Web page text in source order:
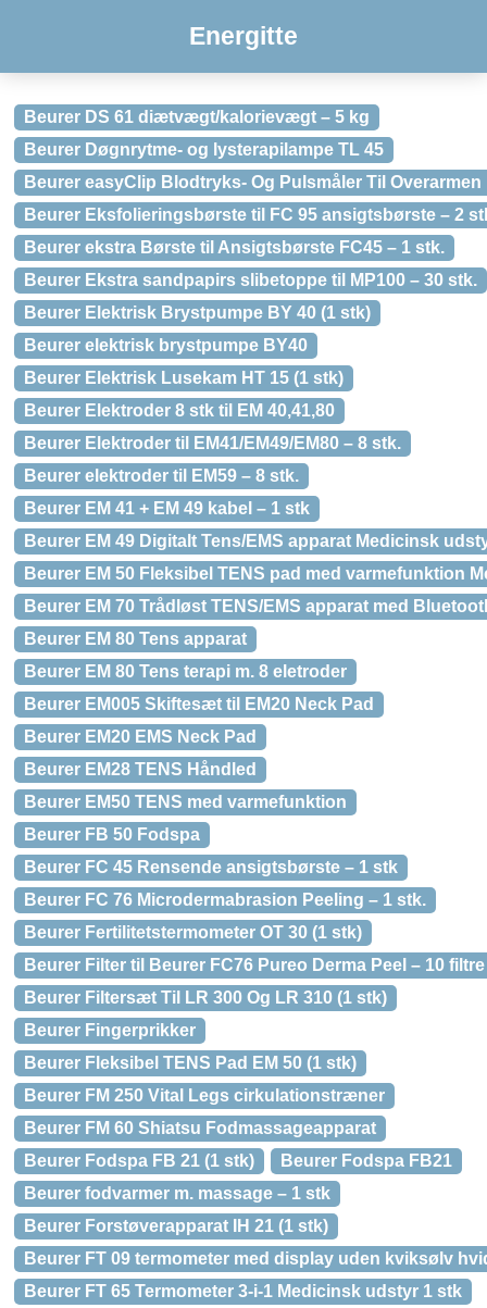
Energitte
Beurer DS 61 diætvægt/kalorievægt – 5 kg
Beurer Døgnrytme- og lysterapilampe TL 45
Beurer easyClip Blodtryks- Og Pulsmåler Til Overarmen
Beurer Eksfolieringsbørste til FC 95 ansigtsbørste – 2
Beurer ekstra Børste til Ansigtsbørste FC45 – 1 stk.
Beurer Ekstra sandpapirs slibetoppe til MP100 – 30 stk.
Beurer Elektrisk Brystpumpe BY 40 (1 stk)
Beurer elektrisk brystpumpe BY40
Beurer Elektrisk Lusekam HT 15 (1 stk)
Beurer Elektroder 8 stk til EM 40,41,80
Beurer Elektroder til EM41/EM49/EM80 – 8 stk.
Beurer elektroder til EM59 – 8 stk.
Beurer EM 41 + EM 49 kabel – 1 stk
Beurer EM 49 Digitalt Tens/EMS apparat Medicinsk
Beurer EM 50 Fleksibel TENS pad med varmefunktion
Beurer EM 70 Trådløst TENS/EMS apparat med
Beurer EM 80 Tens apparat
Beurer EM 80 Tens terapi m. 8 eletroder
Beurer EM005 Skiftesæt til EM20 Neck Pad
Beurer EM20 EMS Neck Pad
Beurer EM28 TENS Håndled
Beurer EM50 TENS med varmefunktion
Beurer FB 50 Fodspa
Beurer FC 45 Rensende ansigtsbørste – 1 stk
Beurer FC 76 Microdermabrasion Peeling – 1 stk.
Beurer Fertilitetstermometer OT 30 (1 stk)
Beurer Filter til Beurer FC76 Pureo Derma Peel – 10 filtre
Beurer Filtersæt Til LR 300 Og LR 310 (1 stk)
Beurer Fingerprikker
Beurer Fleksibel TENS Pad EM 50 (1 stk)
Beurer FM 250 Vital Legs cirkulationstræner
Beurer FM 60 Shiatsu Fodmassageapparat
Beurer Fodspa FB 21 (1 stk)
Beurer Fodspa FB21
Beurer fodvarmer m. massage – 1 stk
Beurer Forstøverapparat IH 21 (1 stk)
Beurer FT 09 termometer med display uden kviksølv
Beurer FT 65 Termometer 3-i-1 Medicinsk udstyr 1 stk